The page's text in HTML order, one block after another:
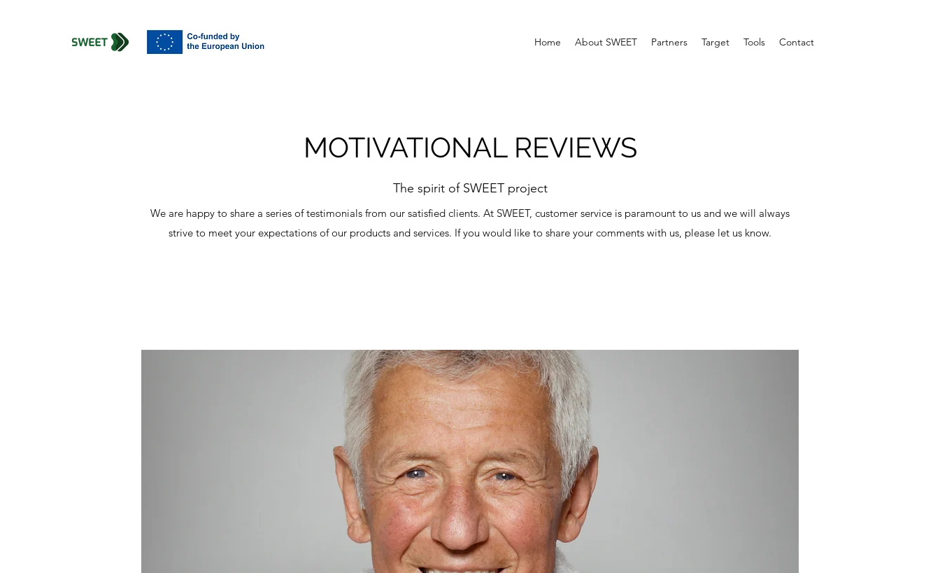
Home About SWEET Partners Target Tools Contact
MOTIVATIONAL REVIEWS
The spirit of SWEET project
We are happy to share a series of testimonials from our satisfied clients. At SWEET, customer service is paramount to us and we will always
strive to meet your expectations of our products and services. If you would like to share your comments with us, please let us know.